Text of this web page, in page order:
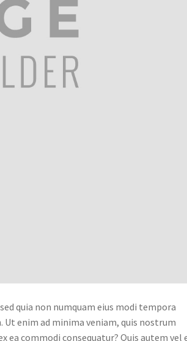
quia non numquam eius modi tempora
enim ad minima veniam, quis nostrum
commodi consequatur? Quis autem vel